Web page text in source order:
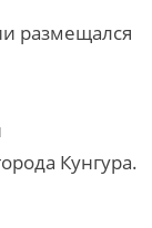
размещался
Кунгура.